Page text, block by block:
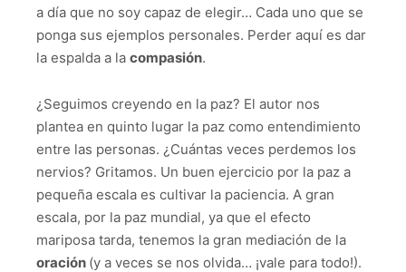
a día que no soy capaz de elegir… Cada uno que se
ponga sus ejemplos personales. Perder aquí es dar
la espalda a la compasión.
¿Seguimos creyendo en la paz? El autor nos
plantea en quinto lugar la paz como entendimiento
entre las personas. ¿Cuántas veces perdemos los
nervios? Gritamos. Un buen ejercicio por la paz a
pequeña escala es cultivar la paciencia. A gran
escala, por la paz mundial, ya que el efecto
mariposa tarda, tenemos la gran mediación de la
oración (y a veces se nos olvida… ¡vale para todo!).